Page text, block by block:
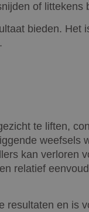
of littekens
bieden. Het
te liften,
weefsels
kan verloren
relatief
resultaten en is